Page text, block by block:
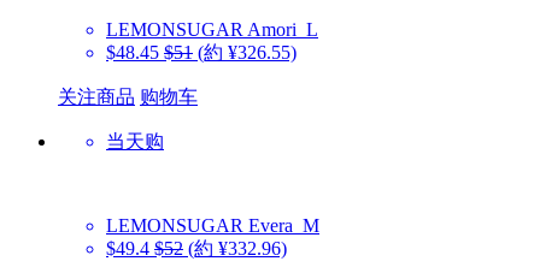
LEMONSUGAR Amori_L
$48.45 $51 (約 ¥326.55)
关注商品 购物车
当天购
LEMONSUGAR Evera_M
$49.4 $52 (約 ¥332.96)